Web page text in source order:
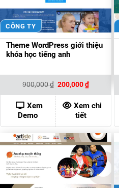
CÔNG TY
Theme WordPress giới thiệu
khóa học tiếng anh
900,000₫ Giá
là:
900,000 ₫.
200,000₫Giá
hiện
tại
là:
200,000 ₫.
Xem
Demo
Xem chi
tiết